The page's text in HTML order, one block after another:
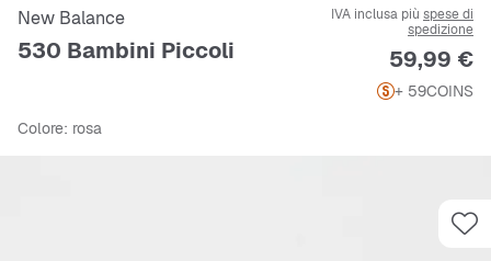
New Balance
530 Bambini Piccoli
IVA inclusa più spese di
spedizione
Prezzo
59,99 €
+ 59COINS
Colore: rosa